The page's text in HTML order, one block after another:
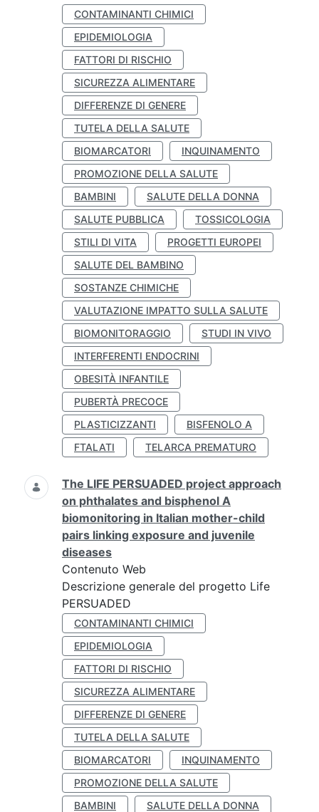
CONTAMINANTI CHIMICI
EPIDEMIOLOGIA
FATTORI DI RISCHIO
SICUREZZA ALIMENTARE
DIFFERENZE DI GENERE
TUTELA DELLA SALUTE
BIOMARCATORI
INQUINAMENTO
PROMOZIONE DELLA SALUTE
BAMBINI
SALUTE DELLA DONNA
SALUTE PUBBLICA
TOSSICOLOGIA
STILI DI VITA
PROGETTI EUROPEI
SALUTE DEL BAMBINO
SOSTANZE CHIMICHE
VALUTAZIONE IMPATTO SULLA SALUTE
BIOMONITORAGGIO
STUDI IN VIVO
INTERFERENTI ENDOCRINI
OBESITÀ INFANTILE
PUBERTÀ PRECOCE
PLASTICIZZANTI
BISFENOLO A
FTALATI
TELARCA PREMATURO
The LIFE PERSUADED project approach
on phthalates and bisphenol A
biomonitoring in Italian mother-child
pairs linking exposure and juvenile
diseases
Contenuto Web
Descrizione generale del progetto Life
PERSUADED
CONTAMINANTI CHIMICI
EPIDEMIOLOGIA
FATTORI DI RISCHIO
SICUREZZA ALIMENTARE
DIFFERENZE DI GENERE
TUTELA DELLA SALUTE
BIOMARCATORI
INQUINAMENTO
PROMOZIONE DELLA SALUTE
BAMBINI
SALUTE DELLA DONNA